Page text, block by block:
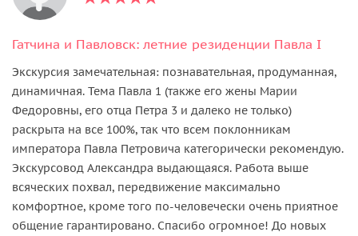
Гатчина и Павловск: летние резиденции Павла I
Экскурсия замечательная: познавательная, продуманная,
динамичная. Тема Павла 1 (также его жены Марии
Федоровны, его отца Петра 3 и далеко не только)
раскрыта на все 100%, так что всем поклонникам
императора Павла Петровича категорически рекомендую.
Экскурсовод Александра выдающаяся. Работа выше
всяческих похвал, передвижение максимально
комфортное, кроме того по-человечески очень приятное
общение гарантировано. Спасибо огромное! До новых